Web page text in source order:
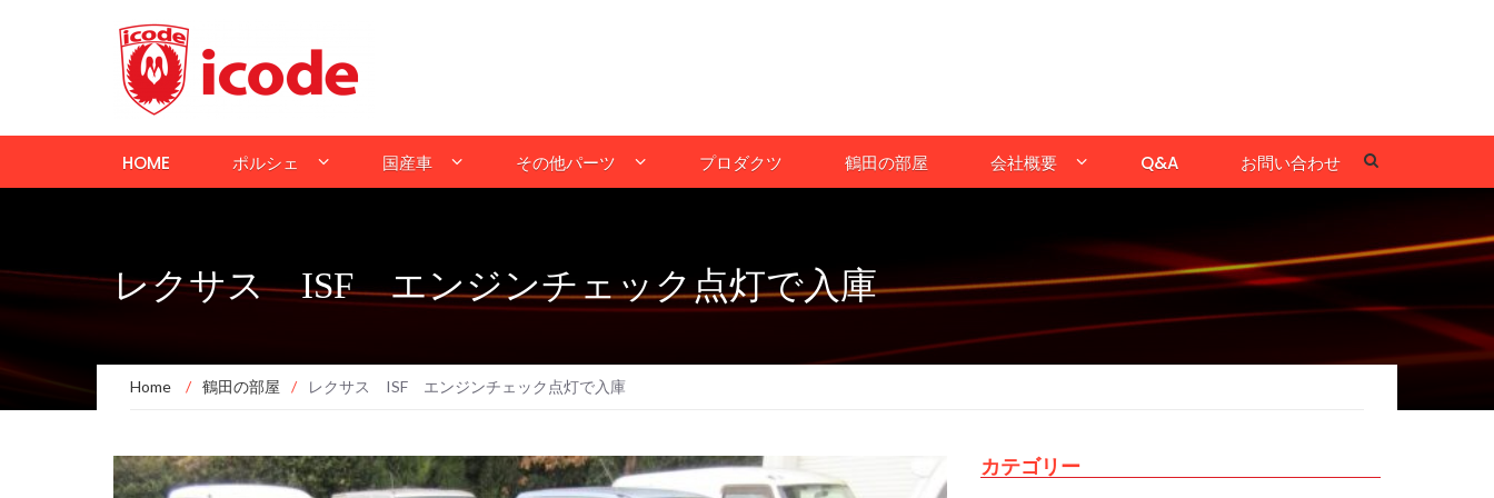
HOME ポルシェ 国産車 その他パーツ プロダクツ 鶴田の部屋 会社概要 Q&A お問い合わせ
レクサス ISF エンジンチェック点灯で入庫
Home / 鶴田の部屋 / レクサス ISF エンジンチェック点灯で入庫
カテゴリー